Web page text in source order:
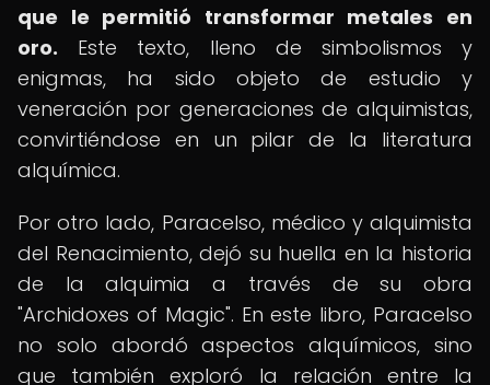
que le permitió transformar metales en
oro. Este texto, lleno de simbolismos y
enigmas, ha sido objeto de estudio y
veneración por generaciones de alquimistas,
convirtiéndose en un pilar de la literatura
alquímica.
Por otro lado, Paracelso, médico y alquimista
del Renacimiento, dejó su huella en la historia
de la alquimia a través de su obra
"Archidoxes of Magic". En este libro, Paracelso
no solo abordó aspectos alquímicos, sino
que también exploró la relación entre la